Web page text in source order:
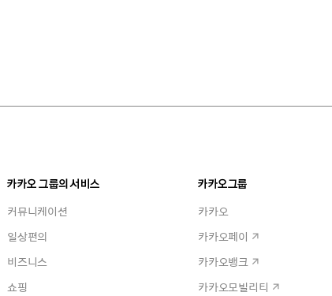
카카오 그룹의 서비스
커뮤니케이션
일상편의
비즈니스
쇼핑
카카오그룹
카카오
카카오페이
카카오뱅크
카카오모빌리티